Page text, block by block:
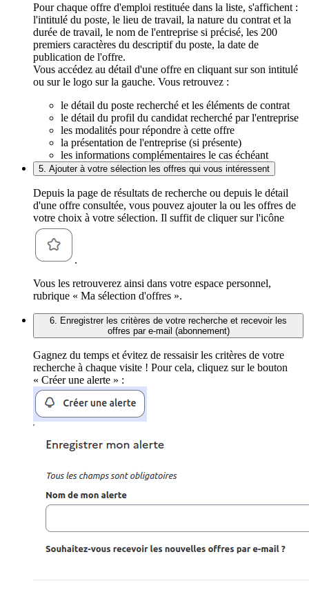
Pour chaque offre d'emploi restituée dans la liste, s'affichent :
l'intitulé du poste, le lieu de travail, la nature du contrat et la
durée de travail, le nom de l'entreprise si précisé, les 200
premiers caractères du descriptif du poste, la date de
publication de l'offre.
Vous accédez au détail d'une offre en cliquant sur son intitulé
ou sur le logo sur la gauche. Vous retrouvez :
le détail du poste recherché et les éléments de contrat
le détail du profil du candidat recherché par l'entreprise
les modalités pour répondre à cette offre
la présentation de l'entreprise (si présente)
les informations complémentaires le cas échéant
5. Ajouter à votre sélection les offres qui vous intéressent
Depuis la page de résultats de recherche ou depuis le détail
d'une offre consultée, vous pouvez ajouter la ou les offres de
votre choix à votre sélection. Il suffit de cliquer sur l'icône
.
Vous les retrouverez ainsi dans votre espace personnel,
rubrique « Ma sélection d'offres ».
6. Enregistrer les critères de votre recherche et recevoir les
offres par e-mail (abonnement)
Gagnez du temps et évitez de ressaisir les critères de votre
recherche à chaque visite ! Pour cela, cliquez sur le bouton
« Créer une alerte » :